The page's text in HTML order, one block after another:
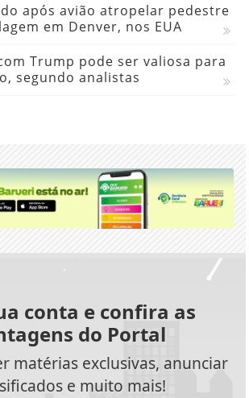
após avião atropelar pedestre
em Denver, nos EUA
Trump pode ser valiosa para
segundo analistas
conta e confira as
do Portal
matérias exclusivas, anunciar
e muito mais!